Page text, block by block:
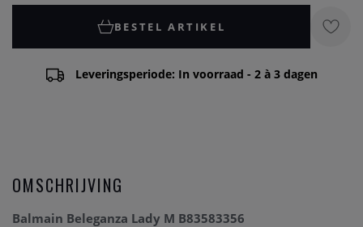
BESTEL ARTIKEL
Leveringsperiode: In voorraad - 2 à 3 dagen
OMSCHRIJVING
Balmain Beleganza Lady M B83583356